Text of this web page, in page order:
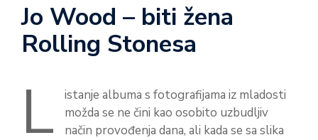
Jo Wood – biti žena
Rolling Stonesa
L
istanje albuma s fotografijama iz mladosti
možda se ne čini kao osobito uzbudljiv
način provođenja dana, ali kada se sa slika